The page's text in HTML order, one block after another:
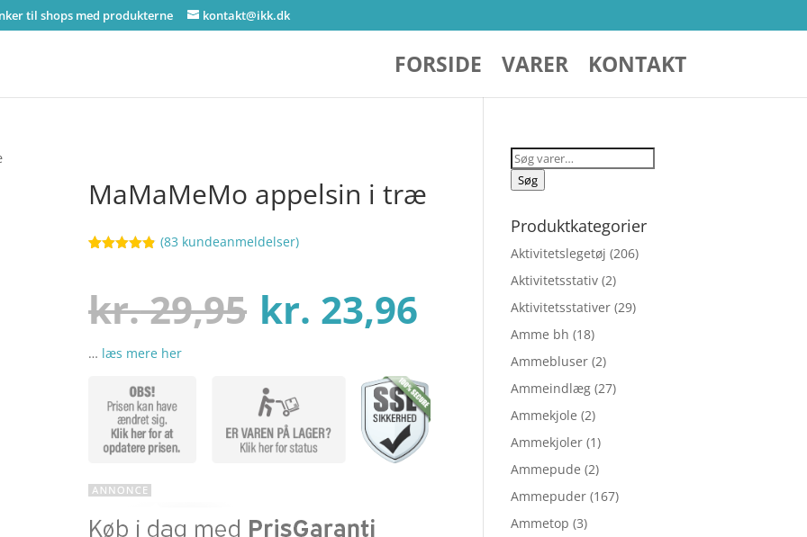
til shops med produkterne kontakt@ikk.dk
FORSIDE VARER KONTAKT
MaMaMeMo appelsin i træ
baseret på
kundebedøm
melser
(83 kundeanmeldelser)
kr.29,95 Den
oprindelige
pris
var:
kr. 23,96
aktuelle
pris
… læs mere her
Søg
efter:
Søg
Produktkategorier
Aktivitetslegetøj (206)
Aktivitetsstativ (2)
Aktivitetsstativer (29)
Amme bh (18)
Ammebluser (2)
Ammeindlæg (27)
Ammekjole (2)
Ammekjoler (1)
Ammepude (2)
Ammepuder (167)
Ammetop (3)